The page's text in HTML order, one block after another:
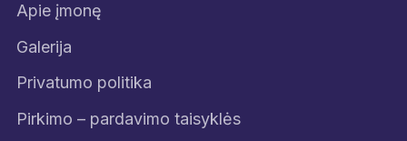
Apie įmonę
Galerija
Privatumo politika
Pirkimo – pardavimo taisyklės